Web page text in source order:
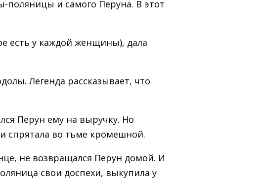
поляницы и самого Перуна. В этот
есть у каждой женщины), дала
Легенда рассказывает, что
Перун ему на выручку. Но
спрятала во тьме кромешной.
не возвращался Перун домой. И
свои доспехи, выкупила у